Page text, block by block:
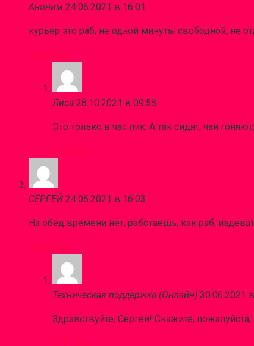
Аноним 24.06.2021 в 16:01
курьер это раб, не одной минуты свободной, не
Лиса 28.10.2021 в 09:58
Это только в час пик. А так сидят, чаи
СЕРГЕЙ 24.06.2021 в 16:03
На обед времени нет, работаешь, как раб,
Техническая поддержка (Онлайн) 30.06.2021
Здравствуйте, Сергей! Скажите,